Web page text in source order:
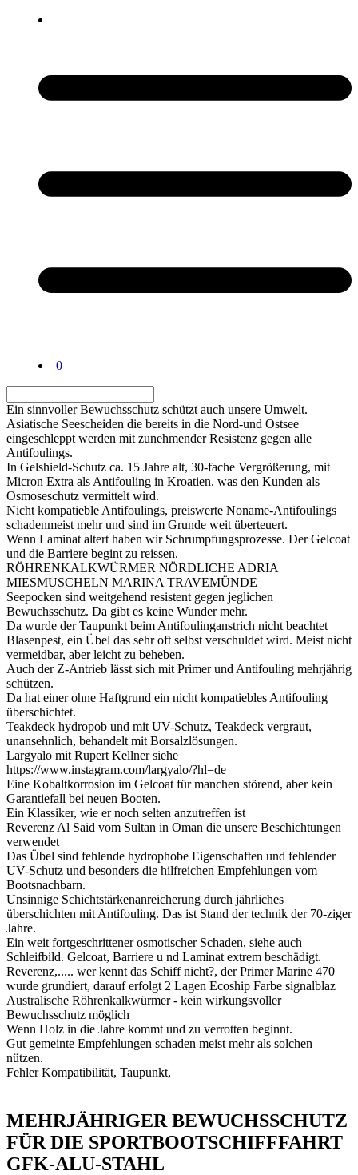
0
Ein sinnvoller Bewuchsschutz schützt auch unsere Umwelt.
Asiatische Seescheiden die bereits in die Nord-und Ostsee
eingeschleppt werden mit zunehmender Resistenz gegen alle
Antifoulings.
In Gelshield-Schutz ca. 15 Jahre alt, 30-fache Vergrößerung, mit
Micron Extra als Antifouling in Kroatien. was den Kunden als
Osmoseschutz vermittelt wird.
Nicht kompatieble Antifoulings, preiswerte Noname-Antifoulings
schadenmeist mehr und sind im Grunde weit überteuert.
Wenn Laminat altert haben wir Schrumpfungsprozesse. Der Gelcoat
und die Barriere begint zu reissen.
RÖHRENKALKWÜRMER NÖRDLICHE ADRIA
MIESMUSCHELN MARINA TRAVEMÜNDE
Seepocken sind weitgehend resistent gegen jeglichen
Bewuchsschutz. Da gibt es keine Wunder mehr.
Da wurde der Taupunkt beim Antifoulinganstrich nicht beachtet
Blasenpest, ein Übel das sehr oft selbst verschuldet wird. Meist nicht
vermeidbar, aber leicht zu beheben.
Auch der Z-Antrieb lässt sich mit Primer und Antifouling mehrjährig
schützen.
Da hat einer ohne Haftgrund ein nicht kompatiebles Antifouling
überschichtet.
Teakdeck hydropob und mit UV-Schutz, Teakdeck vergraut,
unansehnlich, behandelt mit Borsalzlösungen.
Largyalo mit Rupert Kellner siehe
https://www.instagram.com/largyalo/?hl=de
Eine Kobaltkorrosion im Gelcoat für manchen störend, aber kein
Garantiefall bei neuen Booten.
Ein Klassiker, wie er noch selten anzutreffen ist
Reverenz Al Said vom Sultan in Oman die unsere Beschichtungen
verwendet
Das Übel sind fehlende hydrophobe Eigenschaften und fehlender
UV-Schutz und besonders die hilfreichen Empfehlungen vom
Bootsnachbarn.
Unsinnige Schichtstärkenanreicherung durch jährliches
überschichten mit Antifouling. Das ist Stand der technik der 70-ziger
Jahre.
Ein weit fortgeschrittener osmotischer Schaden, siehe auch
Schleifbild. Gelcoat, Barriere u nd Laminat extrem beschädigt.
Reverenz,..... wer kennt das Schiff nicht?, der Primer Marine 470
wurde grundiert, darauf erfolgt 2 Lagen Ecoship Farbe signalblaz
Australische Röhrenkalkwürmer - kein wirkungsvoller
Bewuchsschutz möglich
Wenn Holz in die Jahre kommt und zu verrotten beginnt.
Gut gemeinte Empfehlungen schaden meist mehr als solchen
nützen.
Fehler Kompatibilität, Taupunkt,
MEHRJÄHRIGER BEWUCHSSCHUTZ
FÜR DIE SPORTBOOTSCHIFFFAHRT
GFK-ALU-STAHL